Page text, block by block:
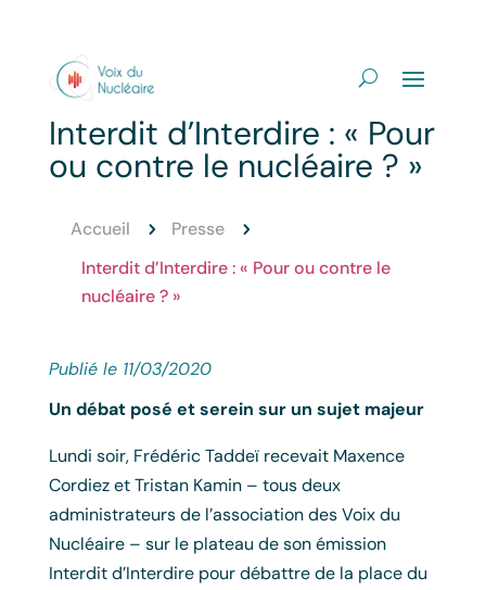
Interdit d’Interdire : « Pour
ou contre le nucléaire ? »
Accueil 5 Presse 5
Interdit d’Interdire : « Pour ou contre le
nucléaire ? »
Publié le 11/03/2020
Un débat posé et serein sur un sujet majeur
Lundi soir, Frédéric Taddeï recevait Maxence
Cordiez et Tristan Kamin – tous deux
administrateurs de l’association des Voix du
Nucléaire – sur le plateau de son émission
Interdit d’Interdire pour débattre de la place du